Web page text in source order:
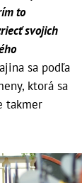
to
svojich
sa podľa
ktorá sa
takmer